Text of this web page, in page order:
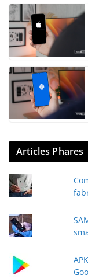
Articles Phares